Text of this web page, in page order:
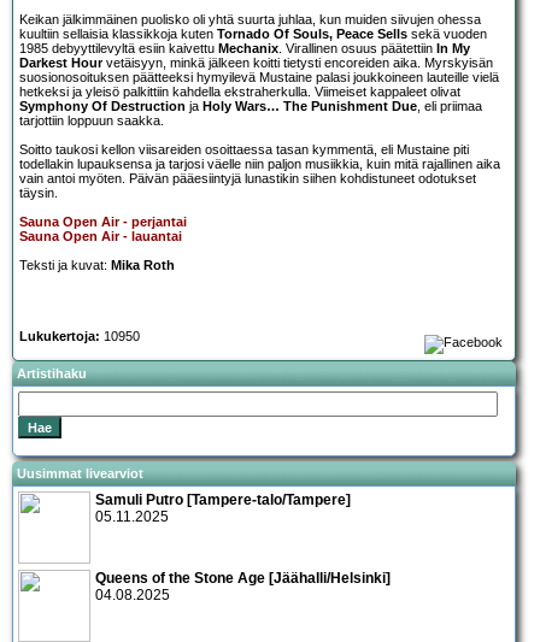
Keikan jälkimmäinen puolisko oli yhtä suurta juhlaa, kun muiden siivujen ohessa
kuultiin sellaisia klassikkoja kuten Tornado Of Souls, Peace Sells sekä vuoden
1985 debyyttilevyltä esiin kaivettu Mechanix. Virallinen osuus päätettiin In My
Darkest Hourvetäisyyn, minkä jälkeen koitti tietysti encoreiden aika. Myrskyisän
suosionosoituksen päätteeksi hymyilevä Mustaine palasi joukkoineen lauteille vielä
hetkeksi ja yleisö palkittiin kahdella ekstraherkulla. Viimeiset kappaleet olivat
Symphony Of Destruction ja Holy Wars… The Punishment Due, eli priimaa
tarjottiin loppuun saakka.
Soitto taukosi kellon viisareiden osoittaessa tasan kymmentä, eli Mustaine piti
todellakin lupauksensa ja tarjosi väelle niin paljon musiikkia, kuin mitä rajallinen aika
vain antoi myöten. Päivän pääesiintyjä lunastikin siihen kohdistuneet odotukset
täysin.
Sauna Open Air - perjantai
Sauna Open Air - lauantai
Teksti ja kuvat: Mika Roth
Lukukertoja: 10950
Artistihaku
Uusimmat livearviot
Samuli Putro [Tampere-talo/Tampere]
05.11.2025
Queens of the Stone Age [Jäähalli/Helsinki]
04.08.2025